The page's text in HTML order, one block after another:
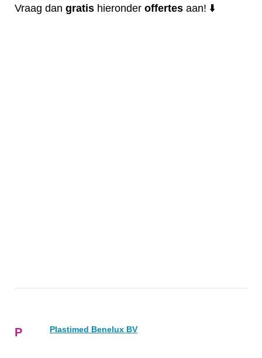
Vraag dan gratis hieronder offertes aan! ⬇️
P Plastimed Benelux BV